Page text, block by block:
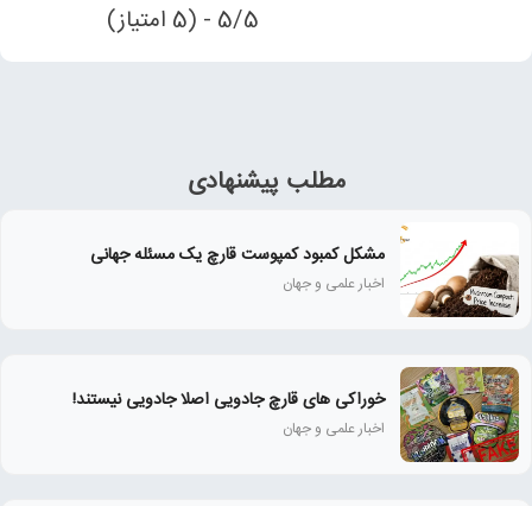
5/5 - (5 امتیاز)
مطلب پیشنهادی
مشکل کمبود کمپوست قارچ یک مسئله جهانی
اخبار علمی و جهان
خوراکی های قارچ جادویی اصلا جادویی نیستند!
اخبار علمی و جهان